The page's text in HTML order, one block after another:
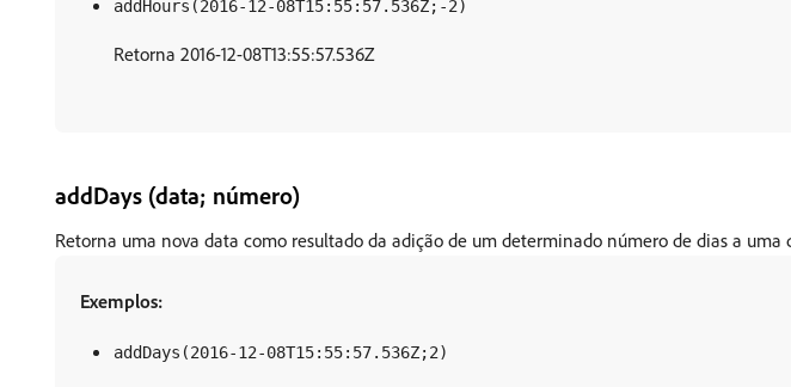
addHours(2016-12-08T15:55:57.536Z;-2)
Retorna 2016-12-08T13:55:57.536Z
addDays (data; número)
Retorna uma nova data como resultado da adição de um determinado número de dias a
Exemplos:
addDays(2016-12-08T15:55:57.536Z;2)